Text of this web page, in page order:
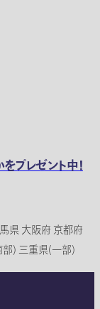
プレゼント中！
県 大阪府 京都府
) 三重県(一部)